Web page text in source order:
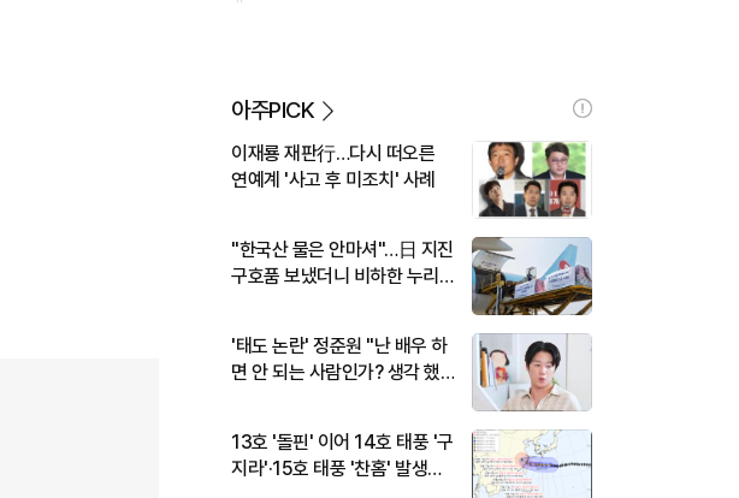
아주PICK
이재룡 재판行…다시 떠오른
연예계 '사고 후 미조치' 사례
"한국산 물은 안마셔"…日 지진
구호품 보냈더니 비하한 누리
'태도 논란' 정준원 "난 배우 하
면 안 되는 사람인가? 생각 했
13호 '돌핀' 이어 14호 태풍 '구
지라'·15호 태풍 '찬홈' 발생…